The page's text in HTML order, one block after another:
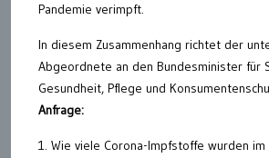
Pandemie verimpft.
In diesem Zusammenhang richtet der
Abgeordnete an den Bundesminister für
Gesundheit, Pflege und
Anfrage:
1. Wie viele Corona-Impfstoffe wurden im